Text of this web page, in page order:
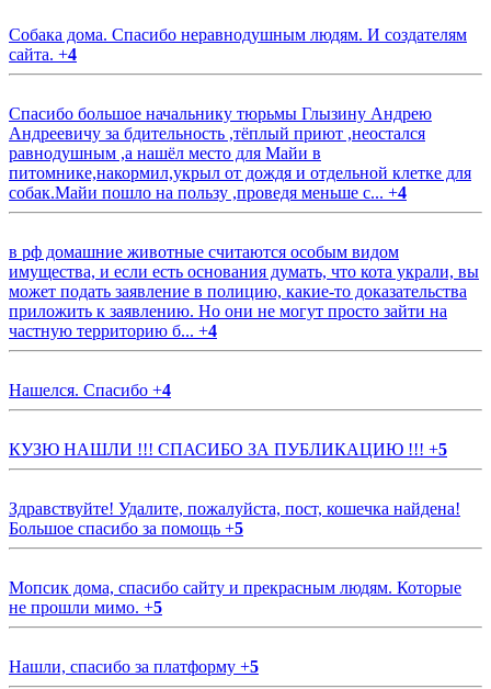
Собака дома. Спасибо неравнодушным людям. И создателям
сайта. +4
Спасибо большое начальнику тюрьмы Глызину Андрею
Андреевичу за бдительность ,тёплый приют ,неостался
равнодушным ,а нашёл место для Майи в
питомнике,накормил,укрыл от дождя и отдельной клетке для
собак.Майи пошло на пользу ,проведя меньше с... +4
в рф домашние животные считаются особым видом
имущества, и если есть основания думать, что кота украли, вы
может подать заявление в полицию, какие-то доказательства
приложить к заявлению. Но они не могут просто зайти на
частную территорию б... +4
Нашелся. Спасибо +4
КУЗЮ НАШЛИ !!! СПАСИБО ЗА ПУБЛИКАЦИЮ !!! +5
Здравствуйте! Удалите, пожалуйста, пост, кошечка найдена!
Большое спасибо за помощь +5
Мопсик дома, спасибо сайту и прекрасным людям. Которые
не прошли мимо. +5
Нашли, спасибо за платформу +5